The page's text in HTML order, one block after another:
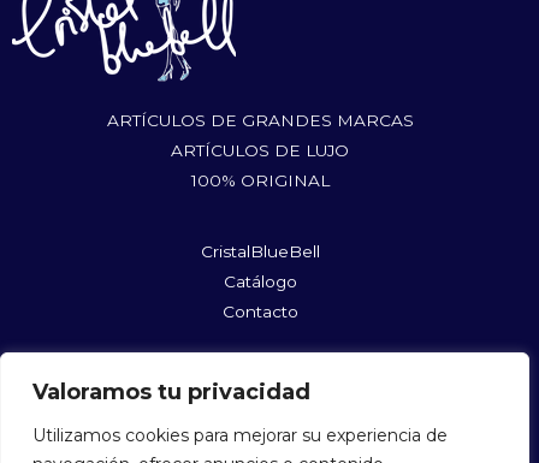
Valoramos tu privacidad
Utilizamos cookies para mejorar su experiencia de
ARTÍCULOS DE GRANDES MARCAS
ARTÍCULOS DE LUJO
100% ORIGINAL
CristalBlueBell
Catálogo
Contacto
@cristalbluebellshopmycloset